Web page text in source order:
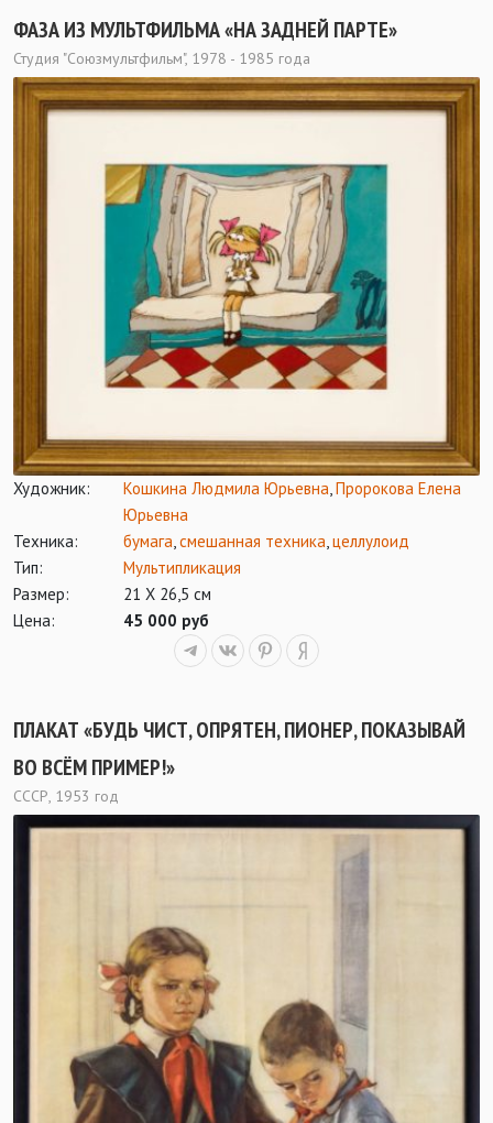
ФАЗА ИЗ МУЛЬТФИЛЬМА «НА ЗАДНЕЙ ПАРТЕ»
Студия "Союзмультфильм", 1978 - 1985 года
Художник: Кошкина Людмила Юрьевна,Пророкова Елена
Юрьевна
Техника:
бумага,смешанная техника,целлулоид
Тип:
Мультипликация
Размер:
21 Х 26,5 см
Цена:
45 000 руб
ПЛАКАТ «БУДЬ ЧИСТ, ОПРЯТЕН, ПИОНЕР, ПОКАЗЫВАЙ
ВО ВСЁМ ПРИМЕР!»
СССР, 1953 год